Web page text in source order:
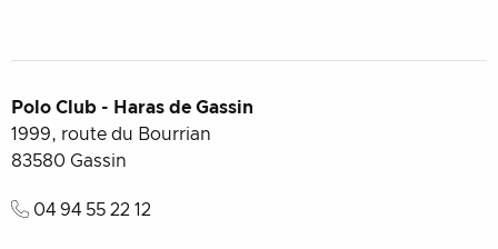
Polo Club - Haras de Gassin
1999, route du Bourrian
83580 Gassin
04 94 55 22 12